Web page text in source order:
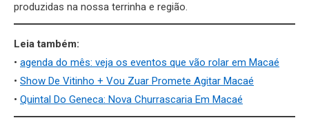
produzidas na nossa terrinha e região.
Leia também:
• agenda do mês: veja os eventos que vão rolar em Macaé
• Show De Vitinho + Vou Zuar Promete Agitar Macaé
• Quintal Do Geneca: Nova Churrascaria Em Macaé